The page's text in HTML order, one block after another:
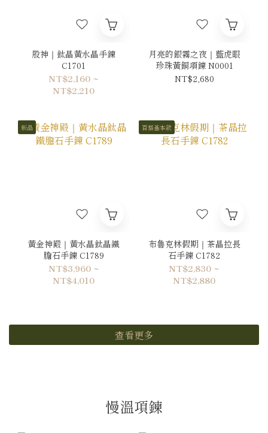
股神｜鈦晶黃水晶手鍊
C1701
NT$2,160 ~
NT$2,210
月亮的銀霧之夜｜藍虎眼
珍珠黃銅項鍊 N0001
NT$2,680
新品
黃金神殿｜黃水晶鈦晶鐵
膽石手鍊 C1789
NT$3,960 ~
NT$4,010
百搭基本款
布魯克林假期｜茶晶拉長
石手鍊 C1782
NT$2,830 ~
NT$2,880
查看更多
慢溫項鍊